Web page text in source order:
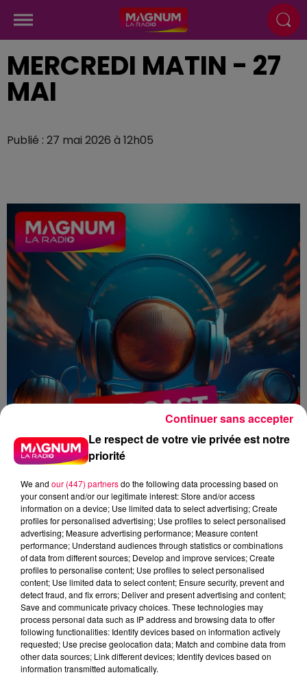
MERCREDI MATIN - 27
MAI
Publié : 27 mai 2026 à 12h05
flash
Juliette Schang
Les infos de ce mercredi matin.
0:00 4 min 29 sec
Le respect de votre vie privée est notre
priorité
We and our (447) partnersdo the following data processing based on
your consent and/or our legitimate interest: Store and/or access
information on a device; Use limited data to select advertising; Create
profiles for personalised advertising; Use profiles to select personalised
advertising; Measure advertising performance; Measure content
performance; Understand audiences through statistics or combinations
of data from different sources; Develop and improve services; Create
profiles to personalise content; Use profiles to select personalised
content; Use limited data to select content; Ensure security, prevent and
detect fraud, and fix errors; Deliver and present advertising and content;
Save and communicate privacy choices. These technologies may
process personal data such as IP address and browsing data to offer
following functionalities: Identify devices based on information actively
requested; Use precise geolocation data; Match and combine data from
other data sources; Link different devices; Identify devices based on
information transmitted automatically.
Continuer sans accepter